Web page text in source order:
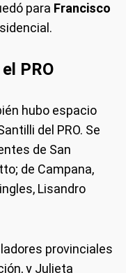
para Francisco
PRO
hubo espacio
del PRO. Se
de San
de Campana,
Lisandro
provinciales
y Julieta